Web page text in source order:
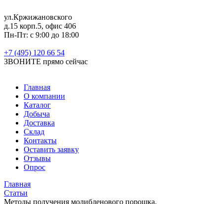
ул.Кржижановского
д.15 корп.5, офис 406
Пн-Пт: с 9:00 до 18:00
+7 (495) 120 66 54
ЗВОНИТЕ прямо сейчас
Главная
О компании
Каталог
Добыча
Доставка
Склад
Контакты
Оставить заявку
Отзывы
Опрос
Главная
Статьи
Методы получения молибденового порошка.